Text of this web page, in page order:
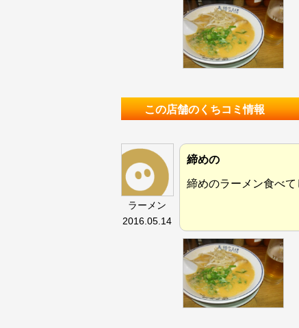
この店舗のくちコミ情報
ラーメン
2016.05.14
締めの
締めのラーメン食べ